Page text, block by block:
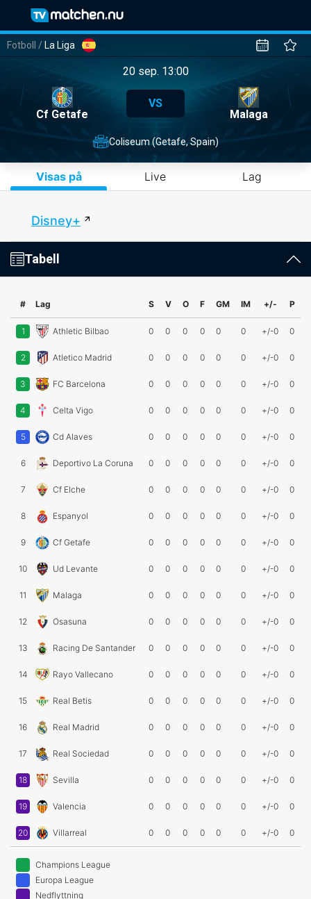
Fotboll / La Liga
20 sep. 13:00
Cf Getafe
VS
Malaga
Coliseum (Getafe, Spain)
Visas på Live Lag
Disney+
Tabell
# Lag S V O F GM IM +/- P
1 Athletic Bilbao 0 0 0 0 0 0 +/-0 0
2 Atletico Madrid 0 0 0 0 0 0 +/-0 0
3 FC Barcelona 0 0 0 0 0 0 +/-0 0
4 Celta Vigo 0 0 0 0 0 0 +/-0 0
5 Cd Alaves 0 0 0 0 0 0 +/-0 0
6 Deportivo La Coruna 0 0 0 0 0 0 +/-0 0
7 Cf Elche 0 0 0 0 0 0 +/-0 0
8 Espanyol 0 0 0 0 0 0 +/-0 0
9 Cf Getafe 0 0 0 0 0 0 +/-0 0
10 Ud Levante 0 0 0 0 0 0 +/-0 0
11 Malaga 0 0 0 0 0 0 +/-0 0
12 Osasuna 0 0 0 0 0 0 +/-0 0
13 Racing De Santander 0 0 0 0 0 0 +/-0 0
14 Rayo Vallecano 0 0 0 0 0 0 +/-0 0
15 Real Betis 0 0 0 0 0 0 +/-0 0
16 Real Madrid 0 0 0 0 0 0 +/-0 0
17 Real Sociedad 0 0 0 0 0 0 +/-0 0
18 Sevilla 0 0 0 0 0 0 +/-0 0
19 Valencia 0 0 0 0 0 0 +/-0 0
20 Villarreal 0 0 0 0 0 0 +/-0 0
Champions League
Europa League
Nedflyttning